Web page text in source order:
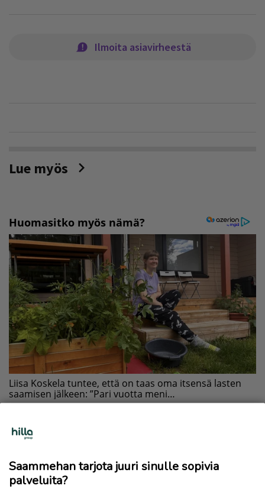
Ilmoita asiavirheestä
Lue myös
Saammehan tarjota juuri sinulle sopivia
palveluita?